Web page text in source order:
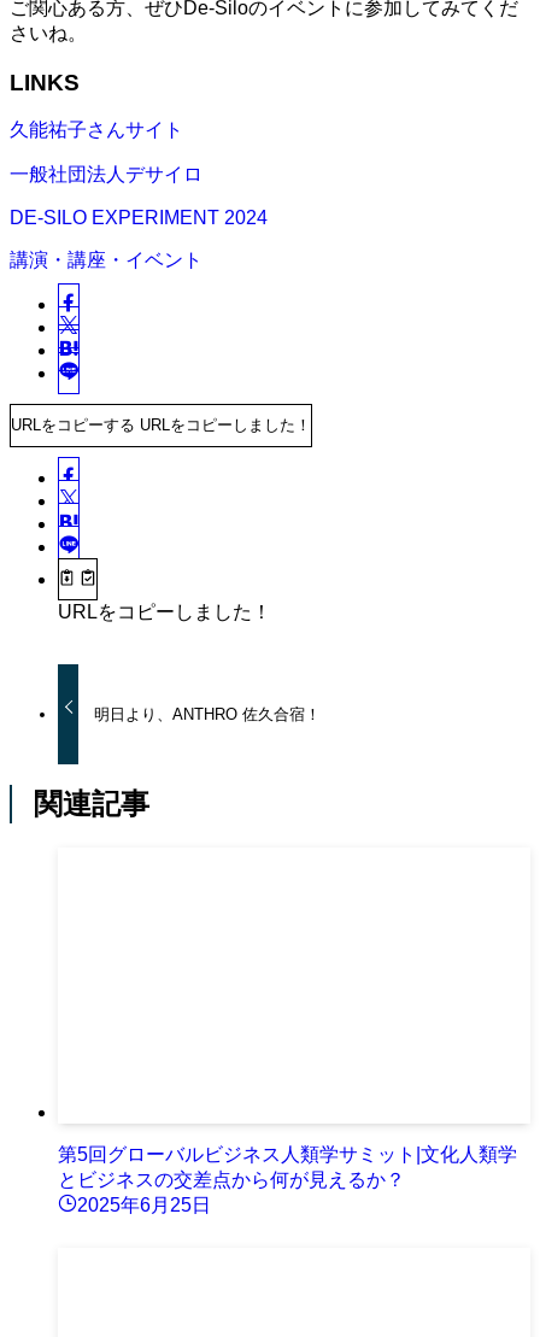
ご関心ある方、ぜひDe-Siloのイベントに参加してみてくだ
さいね。
LINKS
久能祐子さんサイト
一般社団法人デサイロ
DE-SILO EXPERIMENT 2024
講演・講座・イベント
URLをコピーする URLをコピーしました！
URLをコピーしました！
明日より、ANTHRO 佐久合宿！
関連記事
第5回グローバルビジネス人類学サミット|文化人類学
とビジネスの交差点から何が見えるか？
2025年6月25日